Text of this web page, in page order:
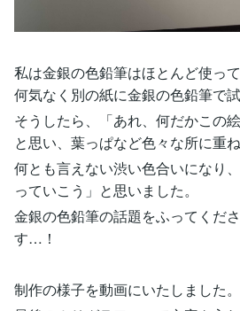
私は金銀の色鉛筆はほとんど使っ
何気なく別の紙に金銀の色鉛筆で
そうしたら、「あれ、何だかこの
と思い、葉っぱなど色々な所に重
何とも言えない渋い色合いになり
っていこう」と思いました。
金銀の色鉛筆の話題をふってくだ
す…！
制作の様子を動画にいたしました。